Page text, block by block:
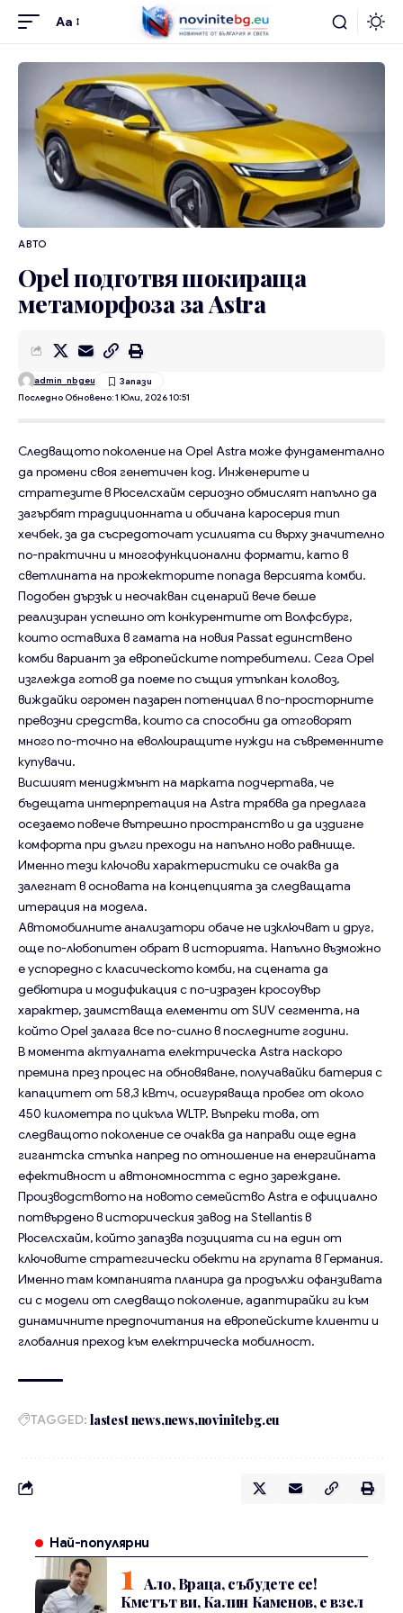
Aa
АВТО
Opel подготвя шокираща
метаморфоза за Astra
Последно Обновено: 1 Юли, 2026 10:51
admin_nbgeu
Следващото поколение на Opel Astra може фундаментално
да промени своя генетичен код. Инженерите и
стратезите в Рюселсхайм сериозно обмислят напълно да
загърбят традиционната и обичана каросерия тип
хечбек, за да съсредоточат усилията си върху значително
по-практични и многофункционални формати, като в
светлината на прожекторите попада версията комби.
Подобен дързък и неочакван сценарий вече беше
реализиран успешно от конкурентите от Волфсбург,
които оставиха в гамата на новия Passat единствено
комби вариант за европейските потребители. Сега Opel
изглежда готов да поеме по същия утъпкан коловоз,
виждайки огромен пазарен потенциал в по-просторните
превозни средства, които са способни да отговорят
много по-точно на еволюиращите нужди на съвременните
купувачи.
Висшият мениджмънт на марката подчертава, че
бъдещата интерпретация на Astra трябва да предлага
осезаемо повече вътрешно пространство и да издигне
комфорта при дълги преходи на напълно ново равнище.
Именно тези ключови характеристики се очаква да
залегнат в основата на концепцията за следващата
итерация на модела.
Автомобилните анализатори обаче не изключват и друг,
още по-любопитен обрат в историята. Напълно възможно
е успоредно с класическото комби, на сцената да
дебютира и модификация с по-изразен кросоувър
характер, заимстваща елементи от SUV сегмента, на
който Opel залага все по-силно в последните години.
В момента актуалната електрическа Astra наскоро
премина през процес на обновяване, получавайки батерия с
капацитет от 58,3 кВтч, осигуряваща пробег от около
450 километра по цикъла WLTP. Въпреки това, от
следващото поколение се очаква да направи още една
гигантска стъпка напред по отношение на енергийната
ефективност и автономността с едно зареждане.
Производството на новото семейство Astra е официално
потвърдено в историческия завод на Stellantis в
Рюселсхайм, който запазва позицията си на един от
ключовите стратегически обекти на групата в Германия.
Именно там компанията планира да продължи офанзивата
си с модели от следващо поколение, адаптирайки ги към
динамичните предпочитания на европейските клиенти и
глобалния преход към електрическа мобилност.
TAGGED: lastest news news novinitebg.eu
Най-популярни
Ало, Враца, събудете се!
Кметът ви, Калин Каменов, е взел